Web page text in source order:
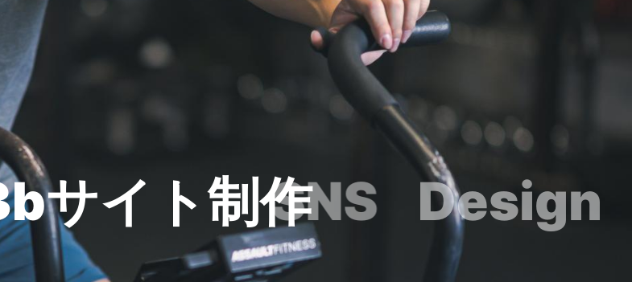
サイト制作SNS